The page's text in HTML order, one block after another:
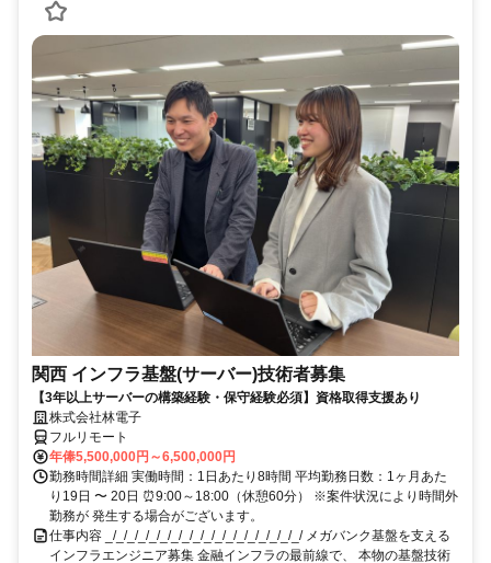
関西 インフラ基盤(サーバー)技術者募集
【3年以上サーバーの構築経験・保守経験必須】資格取得支援あり
株式会社林電子
フルリモート
年俸5,500,000円～6,500,000円
勤務時間詳細 実働時間：1日あたり8時間 平均勤務日数：1ヶ月あた
り19日 〜 20日 ⏰9:00～18:00（休憩60分） ※案件状況により時間外
勤務が 発生する場合がございます。
仕事内容 _/_/_/_/_/_/_/_/_/_/_/_/_/_/_/_/_/_/ メガバンク基盤を支える
インフラエンジニア募集 金融インフラの最前線で、 本物の基盤技術